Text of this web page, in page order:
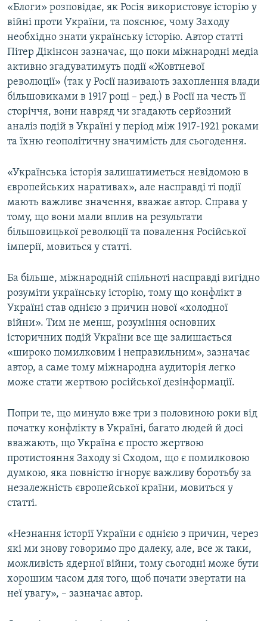
«Блоги» розповідає, як Росія використовує історію у
війні проти України, та пояснює, чому Заходу
необхідно знати українську історію. Автор статті
Пітер Дікінсон зазначає, що поки міжнародні медіа
активно згадуватимуть події «Жовтневої
революції» (так у Росії називають захоплення влади
більшовиками в 1917 році – ред.) в Росії на честь її
сторіччя, вони навряд чи згадають серйозний
аналіз подій в Україні у період між 1917-1921 роками
та їхню геополітичну значимість для сьогодення.
«Українська історія залишатиметься невідомою в
європейських наративах», але насправді ті події
мають важливе значення, вважає автор. Справа у
тому, що вони мали вплив на результати
більшовицької революції та повалення Російської
імперії, мовиться у статті.
Ба більше, міжнародній спільноті насправді вигідно
розуміти українську історію, тому що конфлікт в
Україні став однією з причин нової «холодної
війни». Тим не менш, розуміння основних
історичних подій України все ще залишається
«широко помилковим і неправильним», зазначає
автор, а саме тому міжнародна аудиторія легко
може стати жертвою російської дезінформації.
Попри те, що минуло вже три з половиною роки від
початку конфлікту в Україні, багато людей й досі
вважають, що Україна є просто жертвою
протистояння Заходу зі Сходом, що є помилковою
думкою, яка повністю ігнорує важливу боротьбу за
незалежність європейської країни, мовиться у
статті.
«Незнання історії України є однією з причин, через
які ми знову говоримо про далеку, але, все ж таки,
можливість ядерної війни, тому сьогодні може бути
хорошим часом для того, щоб почати звертати на
неї увагу», – зазначає автор.